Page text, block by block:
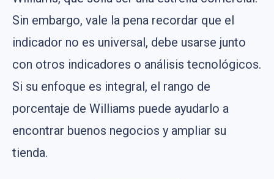
Sin embargo, vale la pena recordar que el
indicador no es universal, debe usarse junto
con otros indicadores o análisis tecnológicos.
Si su enfoque es integral, el rango de
porcentaje de Williams puede ayudarlo a
encontrar buenos negocios y ampliar su
tienda.